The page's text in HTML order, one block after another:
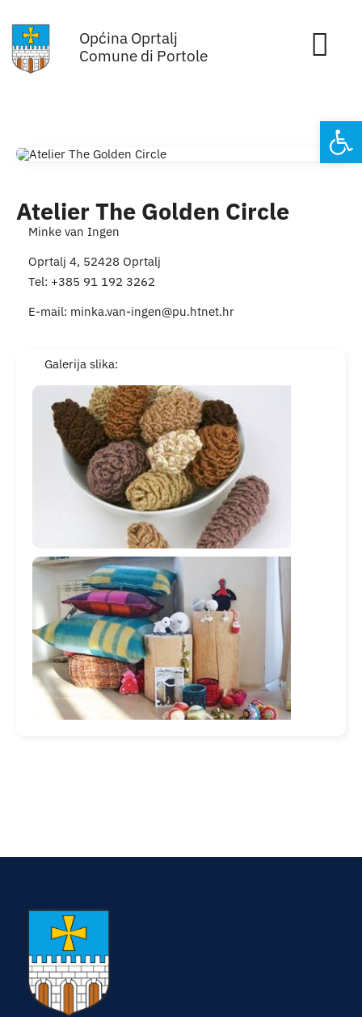
content
Općina Oprtalj
Comune di Portole
Općinska uprava
Sa sjednica vijeća
Turistička ponuda
Događaji
Atelier The Golden Circle
Minke van Ingen
Oprtalj 4, 52428 Oprtalj
Tel: +385 91 192 3262
E-mail: minka.van-ingen@pu.htnet.hr
Galerija slika: